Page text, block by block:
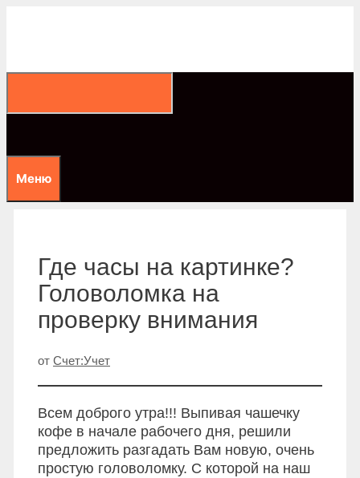
Меню
Где часы на картинке?
Головоломка на
проверку внимания
от Счет:Учет
Всем доброго утра!!! Выпивая чашечку
кофе в начале рабочего дня, решили
предложить разгадать Вам новую, очень
простую головоломку. С которой на наш